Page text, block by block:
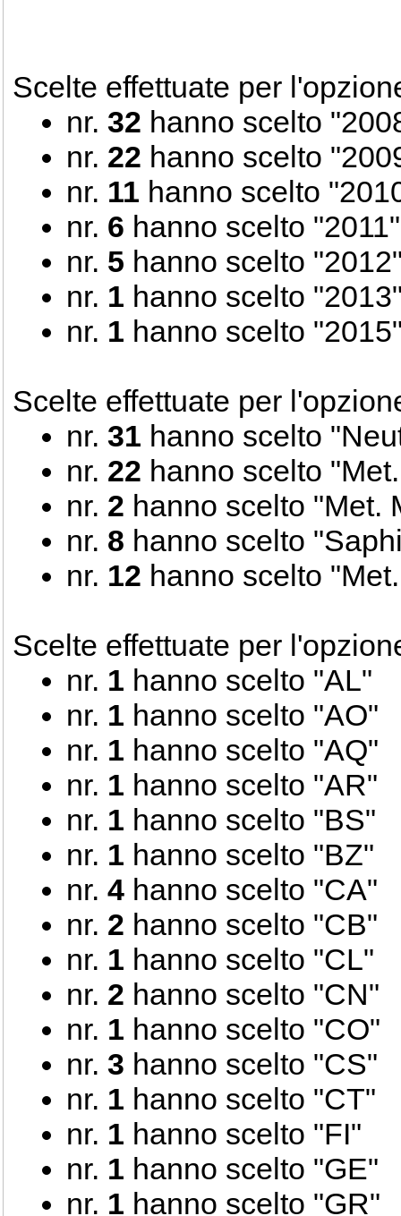
Scelte effettuate per
nr. 32 hanno scelto
nr. 22 hanno scelto
nr. 11 hanno scelto
nr. 6 hanno scelto "2011"
nr. 5 hanno scelto
nr. 1 hanno scelto
nr. 1 hanno scelto
Scelte effettuate per
nr. 31 hanno scelto
nr. 22 hanno scelto
nr. 2 hanno scelto "Met.
nr. 8 hanno scelto
nr. 12 hanno scelto
Scelte effettuate per
nr. 1 hanno scelto "AL"
nr. 1 hanno scelto "AO"
nr. 1 hanno scelto "AQ"
nr. 1 hanno scelto "AR"
nr. 1 hanno scelto "BS"
nr. 1 hanno scelto "BZ"
nr. 4 hanno scelto "CA"
nr. 2 hanno scelto "CB"
nr. 1 hanno scelto "CL"
nr. 2 hanno scelto "CN"
nr. 1 hanno scelto "CO"
nr. 3 hanno scelto "CS"
nr. 1 hanno scelto "CT"
nr. 1 hanno scelto "FI"
nr. 1 hanno scelto "GE"
nr. 1 hanno scelto "GR"